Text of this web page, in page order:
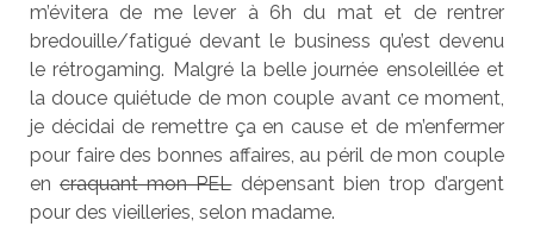
m’évitera de me lever à 6h du mat et de rentrer
bredouille/fatigué devant le business qu’est devenu
le rétrogaming. Malgré la belle journée ensoleillée et
la douce quiétude de mon couple avant ce moment,
je décidai de remettre ça en cause et de m’enfermer
pour faire des bonnes affaires, au péril de mon couple
encraquant mon PELdépensant bien trop d’argent
pour des vieilleries, selon madame.